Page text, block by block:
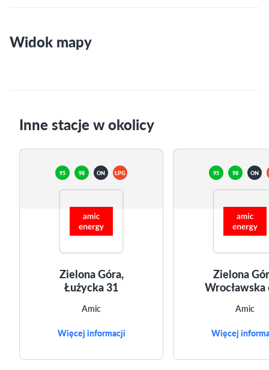
Widok mapy
Inne stacje w okolicy
95 98 ON LPG
Zielona Góra,
Łużycka 31
Amic
Więcej informacji
95 98 ON
Zielona
Wrocławska
Amic
Więcej